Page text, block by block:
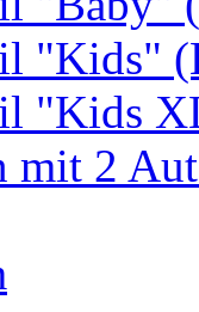
"Kids"
"Kids
mit 2